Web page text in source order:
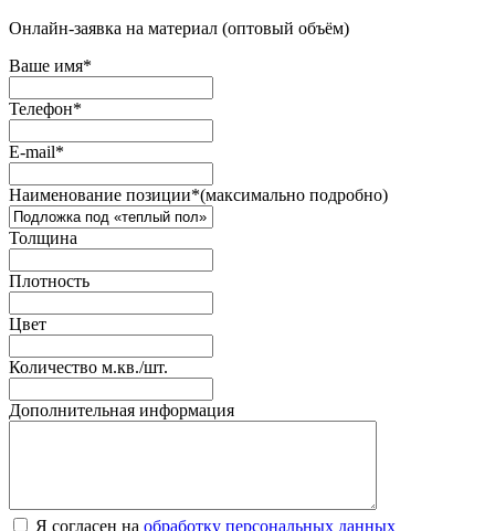
Онлайн-заявка на материал (оптовый объём)
Ваше имя*
Телефон*
E-mail*
Наименование позиции*(максимально подробно)
Толщина
Плотность
Цвет
Количество м.кв./шт.
Дополнительная информация
Я согласен на обработку персональных данных